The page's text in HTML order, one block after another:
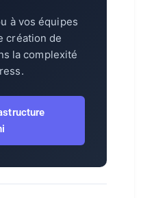
à vos équipes
création de
la complexité